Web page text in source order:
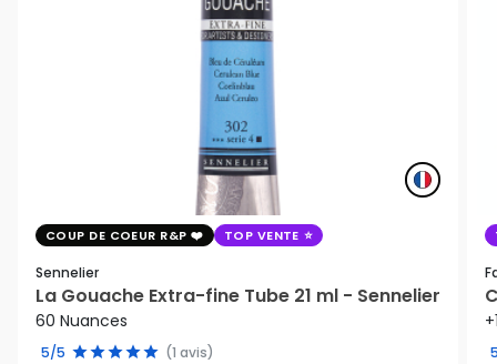
COUP DE COEUR R&P TOP VENTE
Sennelier
La Gouache Extra-fine Tube 21 ml - Sennelier
60 Nuances
5/5 (1 avis)